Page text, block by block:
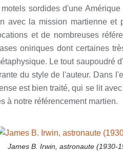
sordides d'une
avec la mission martienne et
et de nombreuses
oniriques dont certaines
Le tout saupoudré
du style de l'auteur. Dans
est bien traité, qui se lit
à notre référencement martien.
James B. Irwin, astronaute (1930-